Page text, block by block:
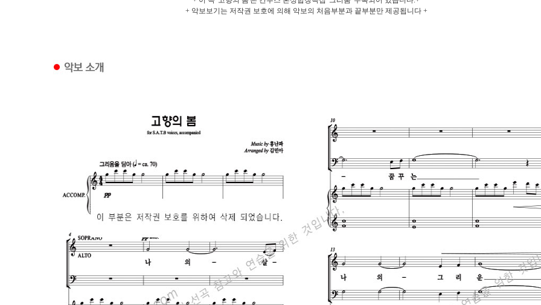
+ 악보보기는 저작권 보호에 의해 악보의 처음부분과 끝부분만 제공됩니다 +